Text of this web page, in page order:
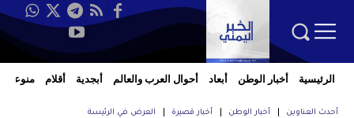
الرئيسية أخبار الوطن أبعاد أحوال العرب والعالم أبجدية أقلام منوعات
أحدث العناوين أخبار الوطن أخبار قصيرة العرض في الرئيسة